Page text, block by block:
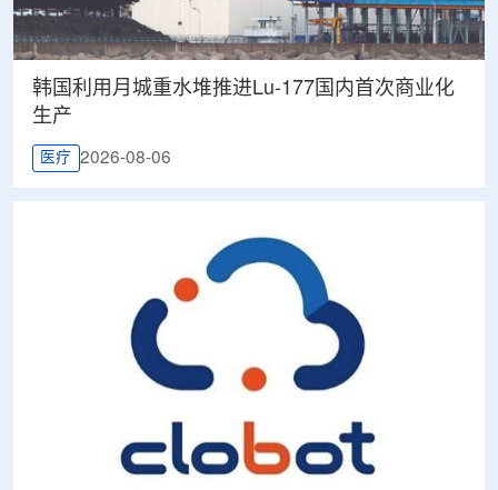
韩国利用月城重水堆推进Lu-177国内首次商业化
生产
医疗 2026-08-06